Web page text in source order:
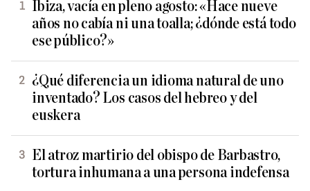
Ibiza, vacía en pleno agosto: «Hace nueve
años no cabía ni una toalla; ¿dónde está todo
ese público?»
¿Qué diferencia un idioma natural de uno
inventado? Los casos del hebreo y del
euskera
El atroz martirio del obispo de Barbastro,
tortura inhumana a una persona indefensa